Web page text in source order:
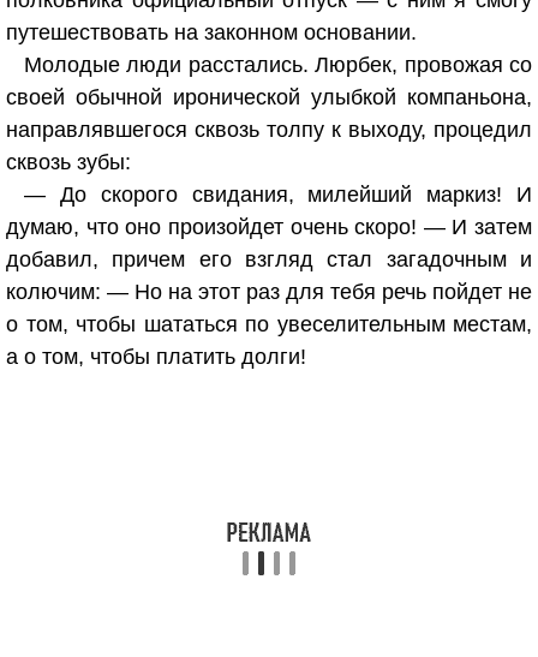
путешествовать на законном основании.
Молодые люди расстались. Люрбек, провожая со
своей обычной иронической улыбкой компаньона,
направлявшегося сквозь толпу к выходу, процедил
сквозь зубы:
— До скорого свидания, милейший маркиз! И
думаю, что оно произойдет очень скоро! — И затем
добавил, причем его взгляд стал загадочным и
колючим: — Но на этот раз для тебя речь пойдет не
о том, чтобы шататься по увеселительным местам,
а о том, чтобы платить долги!